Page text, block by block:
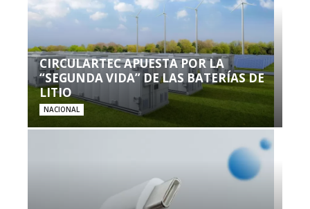
CIRCULARTEC APUESTA POR LA
“SEGUNDA VIDA” DE LAS BATERÍAS DE
LITIO
NACIONAL